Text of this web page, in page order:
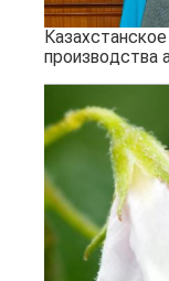
производства